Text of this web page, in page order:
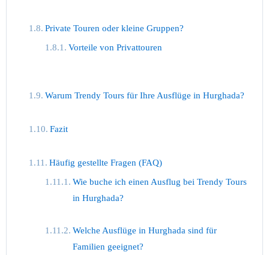
Private Touren oder kleine Gruppen?
Vorteile von Privattouren
Warum Trendy Tours für Ihre Ausflüge in Hurghada?
Fazit
Häufig gestellte Fragen (FAQ)
Wie buche ich einen Ausflug bei Trendy Tours
in Hurghada?
Welche Ausflüge in Hurghada sind für
Familien geeignet?